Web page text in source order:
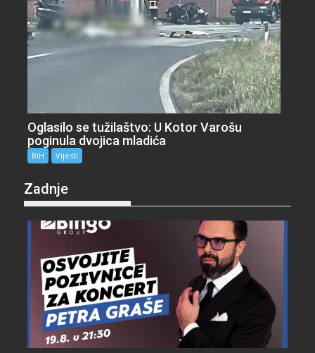
Oglasilo se tužilaštvo: U Kotor Varošu
poginula dvojica mladića
BiH Vijesti
Zadnje